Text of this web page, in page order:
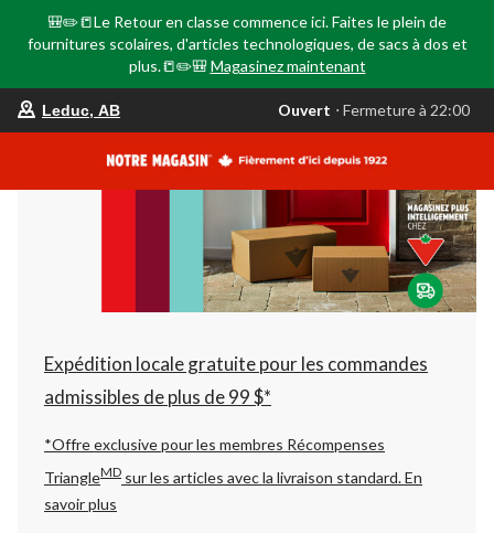
🎒✏️📒Le Retour en classe commence ici. Faites le plein de
fournitures scolaires, d'articles technologiques, de sacs à dos et
plus.📒✏️🎒 Magasinez maintenant
votre
est
AB,
Ouvert,
Fermeture
à
22:00
changer
Leduc, AB Ouvert ⋅ Fermeture à 22:00
Expédition locale gratuite pour les commandes
admissibles de plus de 99 $*
*Offre exclusive pour les membres Récompenses
TriangleMD sur les articles avec la livraison standard.En
savoir plus